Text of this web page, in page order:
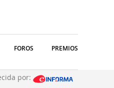
FOROS PREMIOS
por: